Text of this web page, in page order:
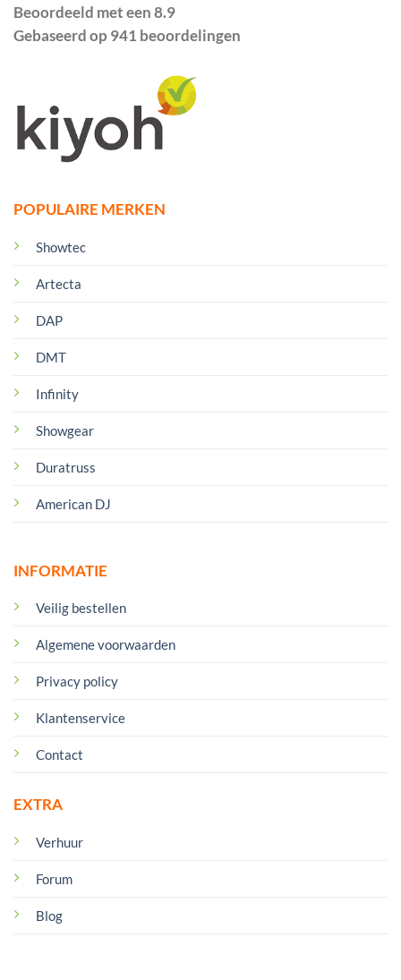
POPULAIRE MERKEN
Showtec
Artecta
DAP
DMT
Infinity
Showgear
Duratruss
American DJ
INFORMATIE
Veilig bestellen
Algemene voorwaarden
Privacy policy
Klantenservice
Contact
EXTRA
Verhuur
Forum
Blog
Beoordeeld met een 8.9
Gebaseerd op 941 beoordelingen